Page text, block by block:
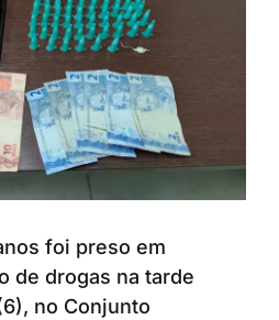
foi preso em
de drogas na tarde
no Conjunto